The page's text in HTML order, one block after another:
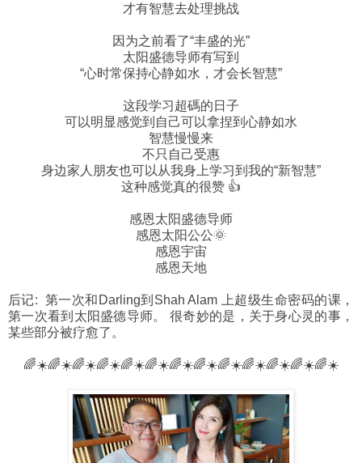
才有智慧去处理挑战
因为之前看了“丰盛的光”
太阳盛德导师有写到
“心时常保持心静如水，才会长智慧”
这段学习超碼的日子
可以明显感觉到自己可以拿捏到心静如水
智慧慢慢来
不只自己受惠
身边家人朋友也可以从我身上学习到我的“新智慧”
这种感觉真的很赞 👍
感恩太阳盛德导师
感恩太阳公公🌞
感恩宇宙
感恩天地
后记: 第一次和Darling到Shah Alam 上超级生命密码的课，
第一次看到太阳盛德导师。 很奇妙的是，关于身心灵的事，
某些部分被疗愈了。
🌈☀️🌈☀️🌈☀️🌈☀️🌈☀️🌈☀️🌈☀️🌈☀️🌈☀️🌈☀️🌈☀️🌈☀️🌈☀️